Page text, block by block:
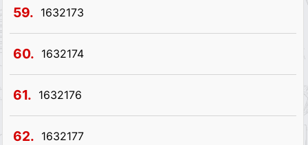
59. 1632173
60. 1632174
61. 1632176
62. 1632177